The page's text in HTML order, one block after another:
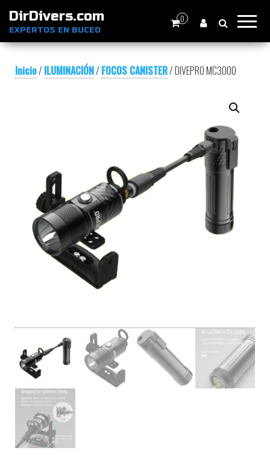
DirDivers.com
EXPERTOS EN BUCEO
0
Inicio/ ILUMINACIÓN/ FOCOS CANISTER/ DIVEPRO MC3000